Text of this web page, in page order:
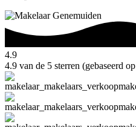
4.9
4.9 van de 5 sterren (gebaseerd op